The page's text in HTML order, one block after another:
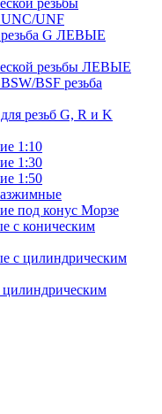
резьбы
UNF
G ЛЕВЫЕ
резьбы ЛЕВЫЕ
BSF резьба
резьб G, R и K
1:10
1:30
1:50
под конус Морзе
с коническим
с цилиндрическим
цилиндрическим